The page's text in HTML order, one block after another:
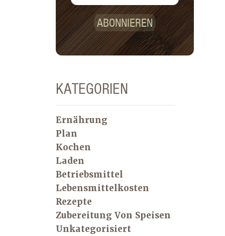
ABONNIEREN
KATEGORIEN
Ernährung
Plan
Kochen
Laden
Betriebsmittel
Lebensmittelkosten
Rezepte
Zubereitung Von Speisen
Unkategorisiert